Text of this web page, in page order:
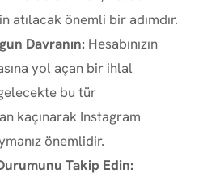
atılacak önemli bir adımdır.
Davranın: Hesabınızın
yol açan bir ihlal
bu tür
kaçınarak Instagram
önemlidir.
Durumunu Takip Edin: